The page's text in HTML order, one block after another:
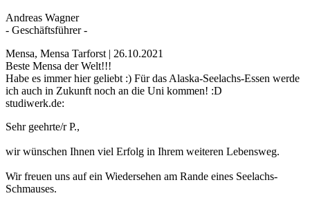
Andreas Wagner
- Geschäftsführer -
Mensa, Mensa Tarforst | 26.10.2021
Beste Mensa der Welt!!!
Habe es immer hier geliebt :) Für das Alaska-Seelachs-Essen werde
ich auch in Zukunft noch an die Uni kommen! :D
studiwerk.de:
Sehr geehrte/r P.,
wir wünschen Ihnen viel Erfolg in Ihrem weiteren Lebensweg.
Wir freuen uns auf ein Wiedersehen am Rande eines Seelachs-
Schmauses.